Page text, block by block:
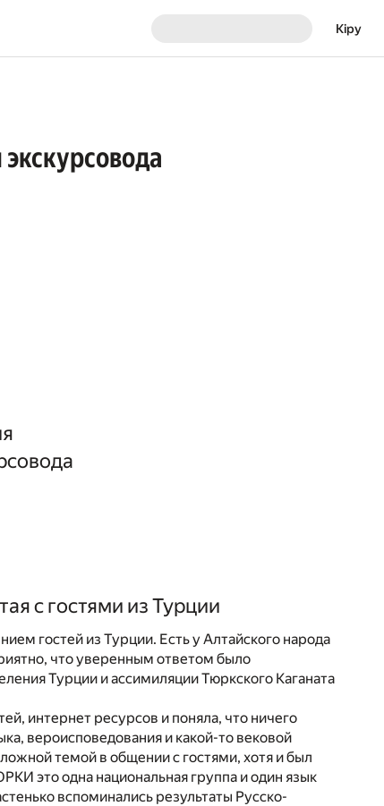
Кіру
с гостями из Турции
гостей из Турции. Есть у Алтайского народа
что уверенным ответом было
Турции и ассимиляции Тюркского Каганата
интернет ресурсов и поняла, что ничего
вероисповедования и какой-то вековой
темой в общении с гостями, хотя и был
это одна национальная группа и один язык
вспоминались результаты Русско-